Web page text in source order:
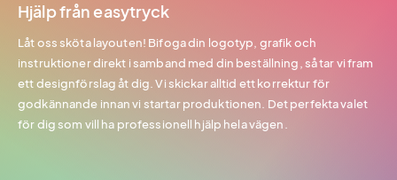
Hjälp från easytryck
Låt oss sköta layouten! Bifoga din logotyp, grafik och
instruktioner direkt i samband med din beställning, så tar vi fram
ett designförslag åt dig. Vi skickar alltid ett korrektur för
godkännande innan vi startar produktionen. Det perfekta valet
för dig som vill ha professionell hjälp hela vägen.